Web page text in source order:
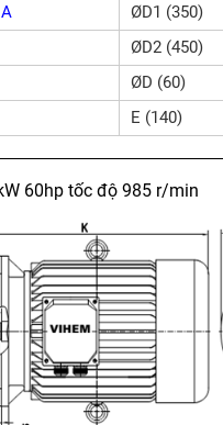
ØD1 (350)
ØD2 (450)
ØD (60)
E (140)
60hp tốc độ 985 r/min